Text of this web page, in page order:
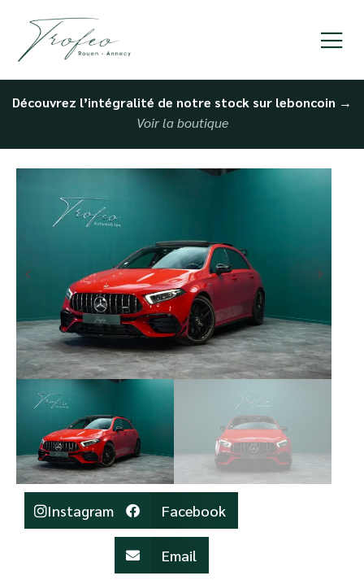
Découvrez l’intégralité de notre stock sur leboncoin →
Voir la boutique
Instagram Facebook
Email